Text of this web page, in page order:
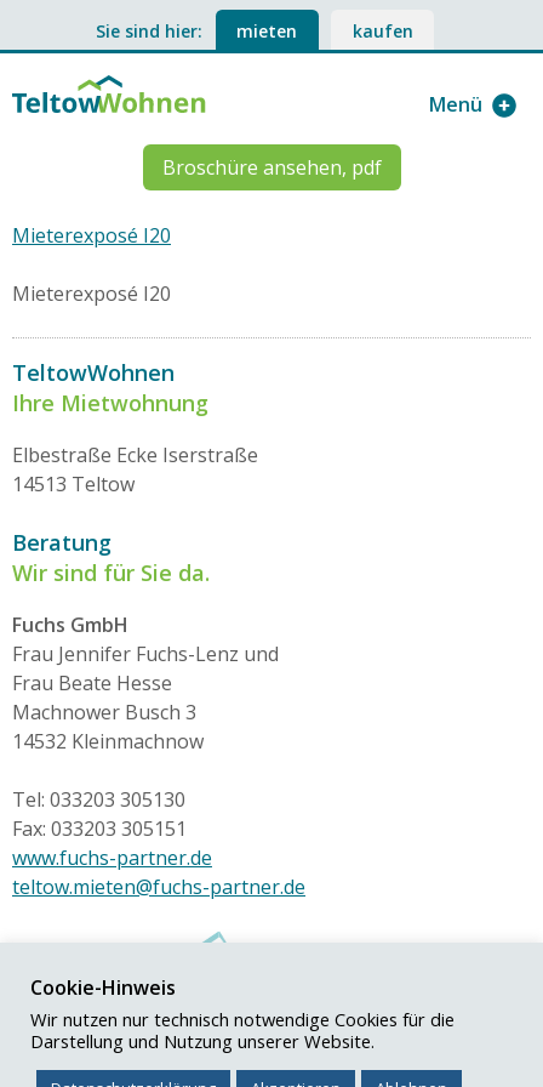
Sie sind hier: mieten kaufen
Menü
Broschüre ansehen, pdf
Mieterexposé I20
Mieterexposé I20
TeltowWohnen
Ihre Mietwohnung
Elbestraße Ecke Iserstraße
14513 Teltow
Beratung
Wir sind für Sie da.
Fuchs GmbH
Frau Jennifer Fuchs-Lenz und
Frau Beate Hesse
Machnower Busch 3
14532 Kleinmachnow
Tel: 033203 305130
Fax: 033203 305151
www.fuchs-partner.de
teltow.mieten@fuchs-partner.de
© Fuchs+Partner GmbH
Impressum|Datenschutz
Cookie-Hinweis
Wir nutzen nur technisch notwendige Cookies für die
Darstellung und Nutzung unserer Website.